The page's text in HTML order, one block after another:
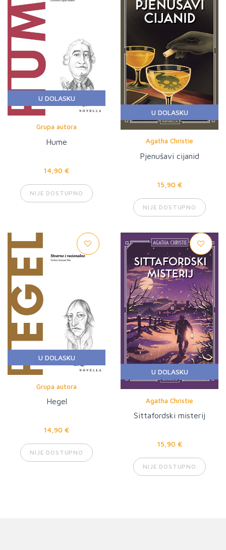
U DOLASKU
Grupa autora
Hume
14,90 €
NIJE DOSTUPNO
U DOLASKU
Agatha Christie
Pjenušavi cijanid
15,90 €
NIJE DOSTUPNO
U DOLASKU
Grupa autora
Hegel
14,90 €
NIJE DOSTUPNO
U DOLASKU
Agatha Christie
Sittafordski misterij
15,90 €
NIJE DOSTUPNO